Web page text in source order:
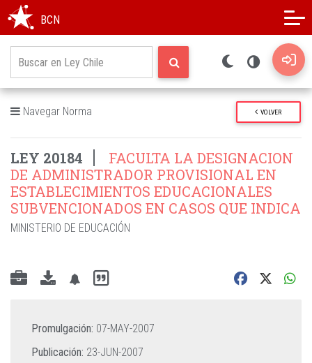
BCN
Navegar Norma VOLVER
LEY 20184
FACULTA LA DESIGNACION
DE ADMINISTRADOR PROVISIONAL EN
ESTABLECIMIENTOS EDUCACIONALES
SUBVENCIONADOS EN CASOS QUE INDICA
MINISTERIO DE EDUCACIÓN
Promulgación: 07-MAY-2007
Publicación: 23-JUN-2007